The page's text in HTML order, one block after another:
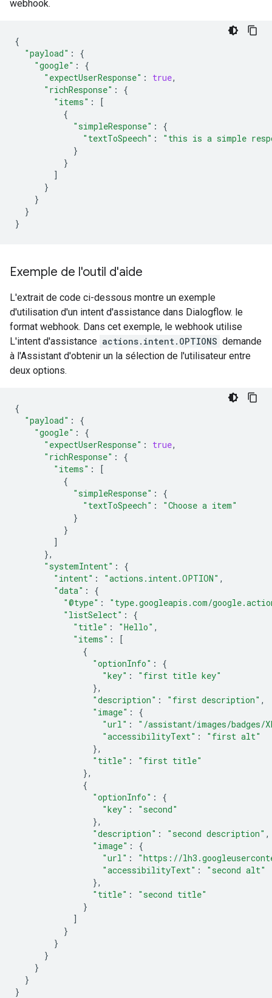
webhook.
{
"payload" :
{
"google" :
{
"expectUserResponse" : true,
"richResponse" :
{
"items" :
[
{
"simpleResponse" :
{
"textToSpeech" :
"this is a simple
}
}
]
}
}
}
}
Exemple de l'outil d'aide
L'extrait de code ci-dessous montre un exemple
d'utilisation d'un intent d'assistance dans Dialogflow. le
format webhook. Dans cet exemple, le webhook utilise
L'intent d'assistance actions.intent.OPTIONS demande
à l'Assistant d'obtenir un la sélection de l'utilisateur entre
deux options.
{
"payload" :
{
"google" :
{
"expectUserResponse" : true,
"richResponse" :
{
"items" :
[
{
"simpleResponse" :
{
"textToSpeech" :
"Choose a item"
}
}
]
},
"systemIntent" :
{
"intent" : "actions.intent.OPTION" ,
"data" :
{
"@type" :
"type.googleapis.com/
"listSelect" :
{
"title" : "Hello" ,
"items" :
[
{
"optionInfo" :
{
"key" :
"first title key"
},
"description" : "first description" ,
"image" :
{
"url" :
"/assistant/images/badges/
"accessibilityText" :
"first alt"
},
"title" :
"first title"
},
{
"optionInfo" :
{
"key" :
"second"
},
"description" : "second description" ,
"image" :
{
"url" :
"https://
"accessibilityText" :
"second alt"
},
"title" :
"second title"
}
]
}
}
}
}
}
}